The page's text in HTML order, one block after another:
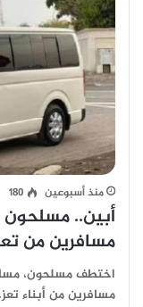
5
6
منذ أسبوعين 180
أبين..
مسافرين من
اختطف مسلحون،
مسافرين من أبناء